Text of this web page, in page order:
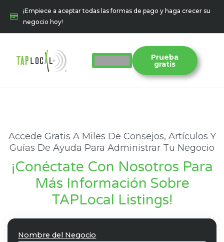
¡Empiece a aceptar todas las formas de pago y haga crecer su
negocio hoy!
Prueba
gratis
Accede Gratis A Miles De Consejos, Artículos Y
Guías De Ayuda Para Administrar Tu Negocio
¡Conéctate Con Nosotros Para
Más Información Sobre
TAPLocal Listings!
Nombre del Negocio